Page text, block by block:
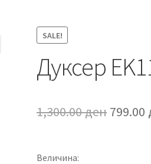
SALE!
Дуксер
1,300.00ден 799.00
Величина: